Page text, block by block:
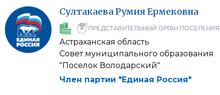
СултакаеваРумияЕрмековна
ПРЕДСТАВИТЕЛЬНЫЙ ОРГАН ПОСЕЛЕНИЯ
Астраханская область
Совет муниципального образования
"Поселок Володарский"
Член партии "Единая Россия"